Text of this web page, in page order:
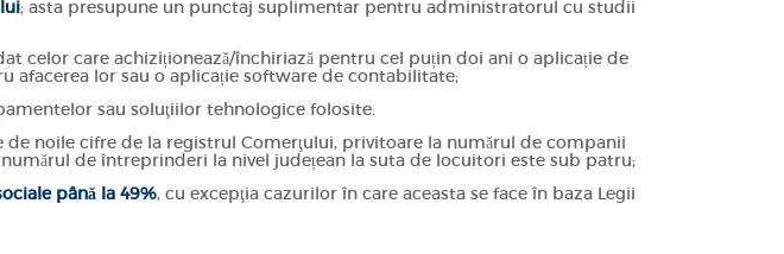
; asta presupune un punctaj suplimentar pentru administratorul cu studii
celor care achiziționează/închiriază pentru cel puțin doi ani o aplicație de
afacerea lor sau o aplicație software de contabilitate;
sau soluţiilor tehnologice folosite.
de noile cifre de la registrul Comerţului, privitoare la numărul de companii
de întreprinderi la nivel județean la suta de locuitori este sub patru;
până la 49%, cu excepţia cazurilor în care aceasta se face în baza Legii